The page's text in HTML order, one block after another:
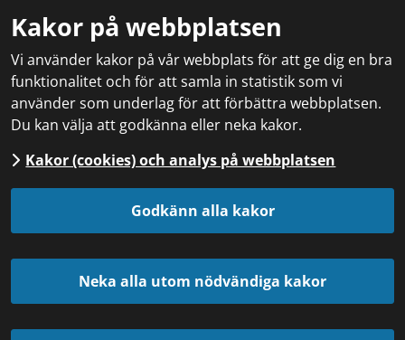
Kakor på webbplatsen
Vi använder kakor på vår webbplats för att ge dig en bra
funktionalitet och för att samla in statistik som vi
använder som underlag för att förbättra webbplatsen.
Du kan välja att godkänna eller neka kakor.
Kakor (cookies) och analys på webbplatsen
Godkänn alla kakor
Neka alla utom nödvändiga kakor